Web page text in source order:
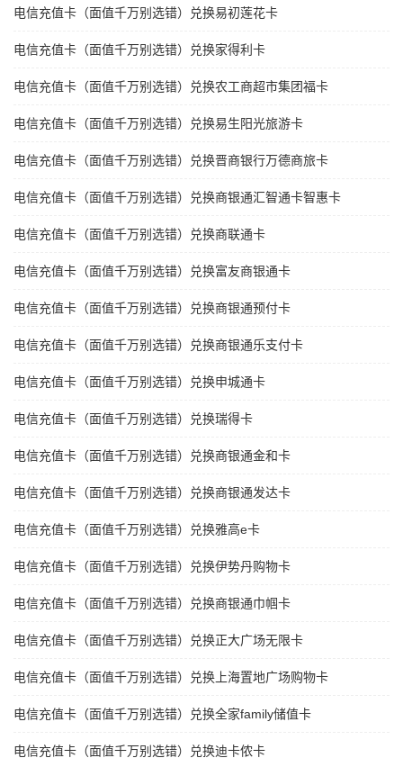
电信充值卡（面值千万别选错）兑换易初莲花卡
电信充值卡（面值千万别选错）兑换家得利卡
电信充值卡（面值千万别选错）兑换农工商超市集团福卡
电信充值卡（面值千万别选错）兑换易生阳光旅游卡
电信充值卡（面值千万别选错）兑换晋商银行万德商旅卡
电信充值卡（面值千万别选错）兑换商银通汇智通卡智惠卡
电信充值卡（面值千万别选错）兑换商联通卡
电信充值卡（面值千万别选错）兑换富友商银通卡
电信充值卡（面值千万别选错）兑换商银通预付卡
电信充值卡（面值千万别选错）兑换商银通乐支付卡
电信充值卡（面值千万别选错）兑换申城通卡
电信充值卡（面值千万别选错）兑换瑞得卡
电信充值卡（面值千万别选错）兑换商银通金和卡
电信充值卡（面值千万别选错）兑换商银通发达卡
电信充值卡（面值千万别选错）兑换雅高e卡
电信充值卡（面值千万别选错）兑换伊势丹购物卡
电信充值卡（面值千万别选错）兑换商银通巾帼卡
电信充值卡（面值千万别选错）兑换正大广场无限卡
电信充值卡（面值千万别选错）兑换上海置地广场购物卡
电信充值卡（面值千万别选错）兑换全家family储值卡
电信充值卡（面值千万别选错）兑换迪卡侬卡